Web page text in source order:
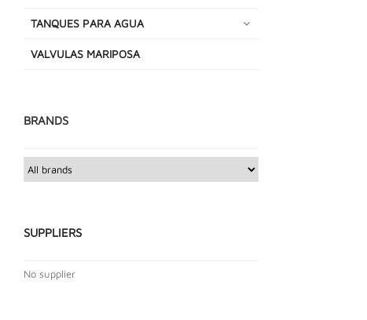
TANQUES PARA AGUA
VALVULAS MARIPOSA
BRANDS
SUPPLIERS
No supplier